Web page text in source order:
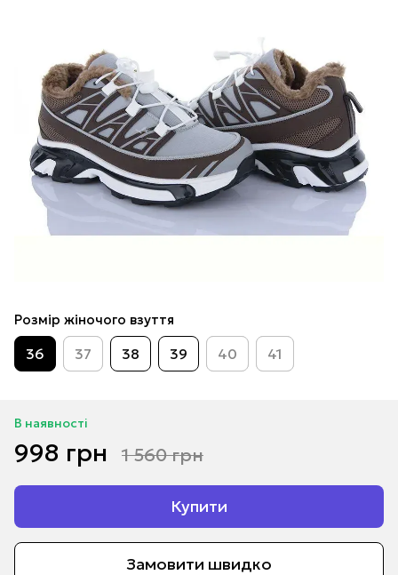
Розмір жіночого взуття
36 37 38 39 40 41
В наявності
998 грн 1 560 грн
Купити
Замовити швидко